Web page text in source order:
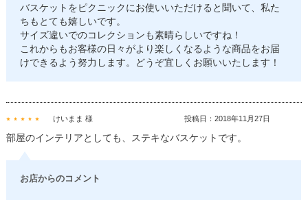
バスケットをピクニックにお使いいただけると聞いて、私た
ちもとても嬉しいです。
サイズ違いでのコレクションも素晴らしいですね！
これからもお客様の日々がより楽しくなるような商品をお届
けできるよう努力します。どうぞ宜しくお願いいたします！
けいまま 様 投稿日：2018年11月27日
部屋のインテリアとしても、ステキなバスケットです。
お店からのコメント